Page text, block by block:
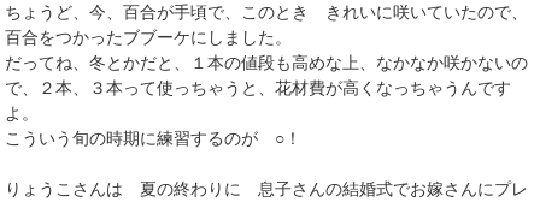
ちょうど、今、百合が手頃で、このとき きれいに咲いていたので、
百合をつかったブブーケにしました。
だってね、冬とかだと、１本の値段も高めな上、なかなか咲かないの
で、２本、３本って使っちゃうと、花材費が高くなっちゃうんです
よ。
こういう旬の時期に練習するのが ○！
りょうこさんは 夏の終わりに 息子さんの結婚式でお嫁さんにプレ